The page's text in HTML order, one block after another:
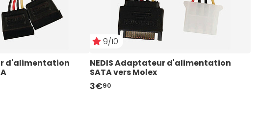
d'alimentation
9/10
NEDIS Adaptateur d'alimentation
SATA vers Molex
3€90